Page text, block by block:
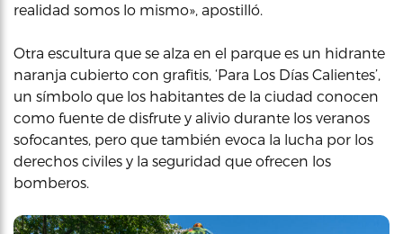
realidad somos lo mismo», apostilló.
Otra escultura que se alza en el parque es un hidrante
naranja cubierto con grafitis, ‘Para Los Días Calientes’,
un símbolo que los habitantes de la ciudad conocen
como fuente de disfrute y alivio durante los veranos
sofocantes, pero que también evoca la lucha por los
derechos civiles y la seguridad que ofrecen los
bomberos.